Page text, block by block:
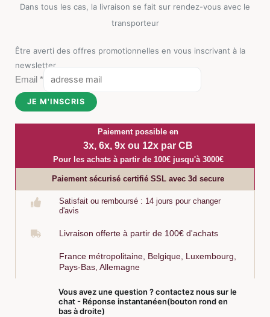
Dans tous les cas, la livraison se fait sur rendez-vous avec le
transporteur
Être averti des offres promotionnelles en vous inscrivant à la
newsletter
Email *
JE M'INSCRIS
Paiement possible en
3x, 6x, 9x ou 12x par CB
Pour les achats à partir de 100€ jusqu'à 3000€
Paiement sécurisé certifié SSL avec 3d secure
Satisfait ou remboursé : 14 jours pour changer
d'avis
Livraison offerte à partir de 100€ d'achats
France métropolitaine, Belgique, Luxembourg,
Pays-Bas, Allemagne
Vous avez une question ? contactez nous sur le
chat - Réponse instantanéen(bouton rond en
bas à droite)